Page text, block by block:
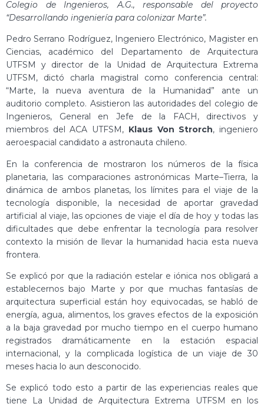
Colegio de Ingenieros, A.G., responsable del proyecto
“Desarrollando ingeniería para colonizar Marte”.
Pedro Serrano Rodríguez, Ingeniero Electrónico, Magister en
Ciencias, académico del Departamento de Arquitectura
UTFSM y director de la Unidad de Arquitectura Extrema
UTFSM, dictó charla magistral como conferencia central:
“Marte, la nueva aventura de la Humanidad” ante un
auditorio completo. Asistieron las autoridades del colegio de
Ingenieros, General en Jefe de la FACH, directivos y
miembros del ACA UTFSM, Klaus Von Strorch, ingeniero
aeroespacial candidato a astronauta chileno.
En la conferencia de mostraron los números de la física
planetaria, las comparaciones astronómicas Marte–Tierra, la
dinámica de ambos planetas, los límites para el viaje de la
tecnología disponible, la necesidad de aportar gravedad
artificial al viaje, las opciones de viaje el día de hoy y todas las
dificultades que debe enfrentar la tecnología para resolver
contexto la misión de llevar la humanidad hacia esta nueva
frontera.
Se explicó por que la radiación estelar e iónica nos obligará a
establecernos bajo Marte y por que muchas fantasías de
arquitectura superficial están hoy equivocadas, se habló de
energía, agua, alimentos, los graves efectos de la exposición
a la baja gravedad por mucho tiempo en el cuerpo humano
registrados dramáticamente en la estación espacial
internacional, y la complicada logística de un viaje de 30
meses hacia lo aun desconocido.
Se explicó todo esto a partir de las experiencias reales que
tiene La Unidad de Arquitectura Extrema UTFSM en los